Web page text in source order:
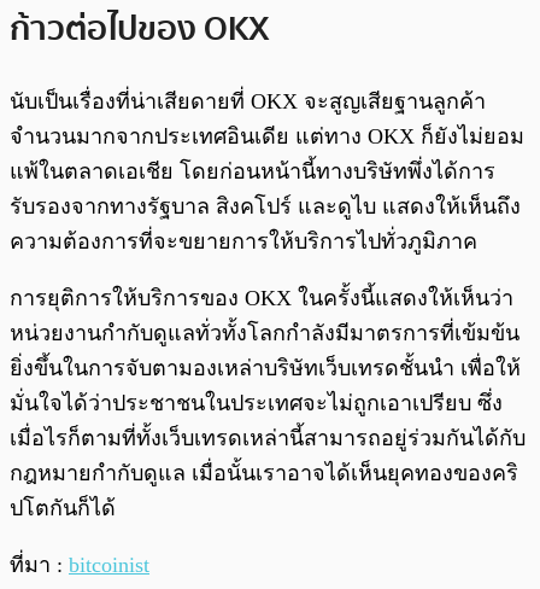
ก้าวต่อไปของ OKX
นับเป็นเรื่องที่น่าเสียดายที่ OKX จะสูญเสียฐานลูกค้า
จำนวนมากจากประเทศอินเดีย แต่ทาง OKX ก็ยังไม่ยอม
แพ้ในตลาดเอเชีย โดยก่อนหน้านี้ทางบริษัทพึ่งได้การ
รับรองจากทางรัฐบาล สิงคโปร์ และดูไบ แสดงให้เห็นถึง
ความต้องการที่จะขยายการให้บริการไปทั่วภูมิภาค
การยุติการให้บริการของ OKX ในครั้งนี้แสดงให้เห็นว่า
หน่วยงานกำกับดูแลทั่วทั้งโลกกำลังมีมาตรการที่เข้มข้น
ยิ่งขึ้นในการจับตามองเหล่าบริษัทเว็บเทรดชั้นนำ เพื่อให้
มั่นใจได้ว่าประชาชนในประเทศจะไม่ถูกเอาเปรียบ ซึ่ง
เมื่อไรก็ตามที่ทั้งเว็บเทรดเหล่านี้สามารถอยู่ร่วมกันได้กับ
กฎหมายกำกับดูแล เมื่อนั้นเราอาจได้เห็นยุคทองของคริ
ปโตกันก็ได้
ที่มา : bitcoinist